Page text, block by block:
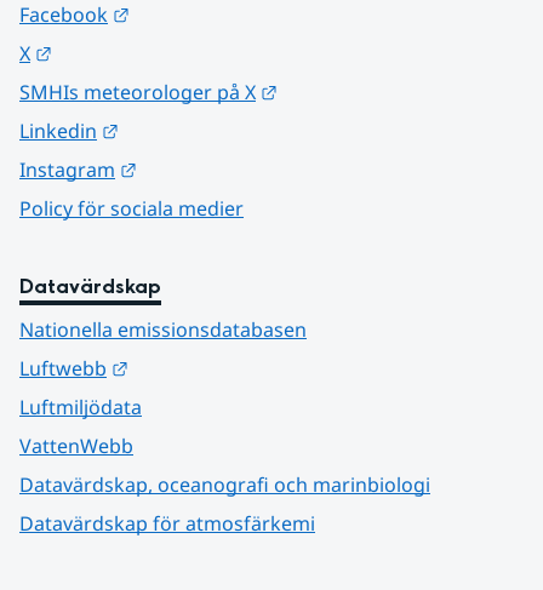
Facebook
X
SMHIs meteorologer på X
Linkedin
Instagram
Policy för sociala medier
Datavärdskap
Nationella emissionsdatabasen
Luftwebb
Luftmiljödata
VattenWebb
Datavärdskap, oceanografi och marinbiologi
Datavärdskap för atmosfärkemi